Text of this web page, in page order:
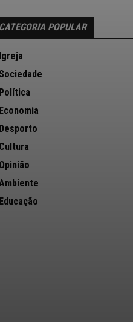
CATEGORIA POPULAR
Igreja
Sociedade
Política
Economia
Desporto
Cultura
Opinião
Educação